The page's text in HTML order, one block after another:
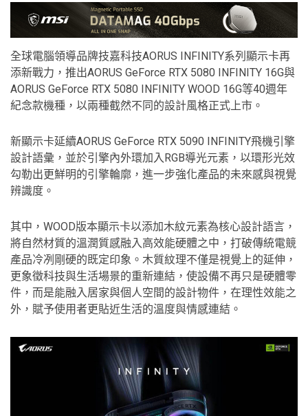
全球電腦領導品牌技嘉科技AORUS INFINITY系列顯示卡再
添新戰力，推出AORUS GeForce RTX 5080 INFINITY 16G與
AORUS GeForce RTX 5080 INFINITY WOOD 16G等40週年
紀念款機種，以兩種截然不同的設計風格正式上市。
新顯示卡延續AORUS GeForce RTX 5090 INFINITY飛機引擎
設計語彙，並於引擎內外環加入RGB導光元素，以環形光效
勾勒出更鮮明的引擎輪廓，進一步強化產品的未來感與視覺
辨識度。
其中，WOOD版本顯示卡以添加木紋元素為核心設計語言，
將自然材質的溫潤質感融入高效能硬體之中，打破傳統電競
產品冷冽剛硬的既定印象。木質紋理不僅是視覺上的延伸，
更象徵科技與生活場景的重新連結，使設備不再只是硬體零
件，而是能融入居家與個人空間的設計物件，在理性效能之
外，賦予使用者更貼近生活的溫度與情感連結。